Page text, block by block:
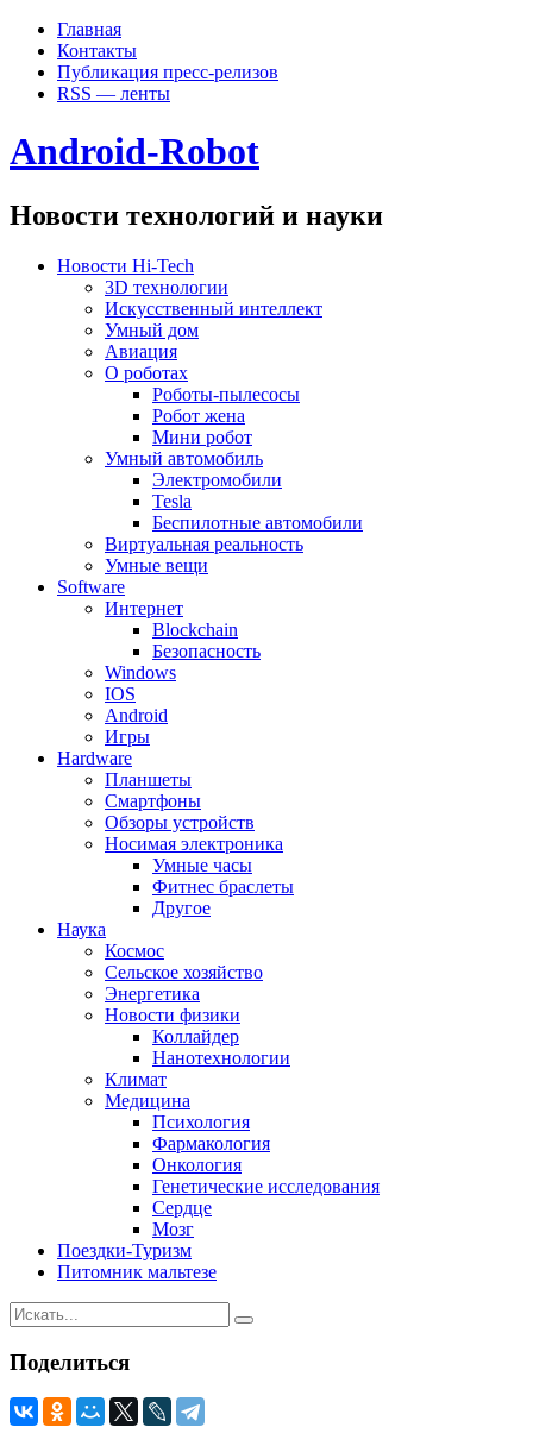
Главная
Контакты
Публикация пресс-релизов
RSS — ленты
Android-Robot
Новости технологий и науки
Новости Hi-Tech
3D технологии
Искусственный интеллект
Умный дом
Авиация
О роботах
Роботы-пылесосы
Робот жена
Мини робот
Умный автомобиль
Электромобили
Tesla
Беспилотные автомобили
Виртуальная реальность
Умные вещи
Software
Интернет
Blockchain
Безопасность
Windows
IOS
Android
Игры
Hardware
Планшеты
Смартфоны
Обзоры устройств
Носимая электроника
Умные часы
Фитнес браслеты
Другое
Наука
Космос
Сельское хозяйство
Энергетика
Новости физики
Коллайдер
Нанотехнологии
Климат
Медицина
Психология
Фармакология
Онкология
Генетические исследования
Сердце
Мозг
Поездки-Туризм
Питомник мальтезе
Поделиться